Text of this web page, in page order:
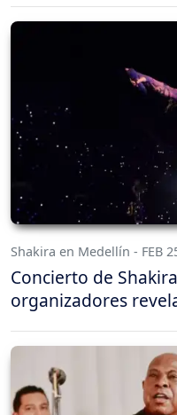
Shakira en Medellín - FEB
Concierto de
organizadores